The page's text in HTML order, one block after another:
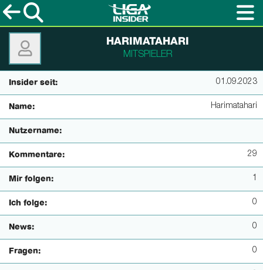
HARIMATAHARI
MITSPIELER
Insider seit: 01.09.2023
Name: Harimatahari
Nutzername:
Kommentare: 29
Mir folgen: 1
Ich folge: 0
News: 0
Fragen: 0